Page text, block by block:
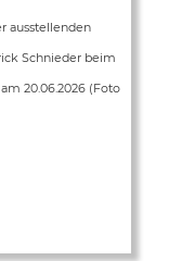
ausstellenden
Schnieder beim
20.06.2026 (Foto